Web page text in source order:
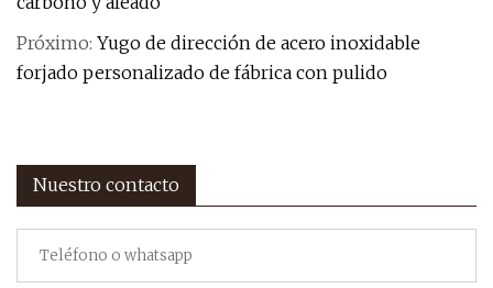
Próximo: Yugo de dirección de acero inoxidable
forjado personalizado de fábrica con pulido
Nuestro contacto